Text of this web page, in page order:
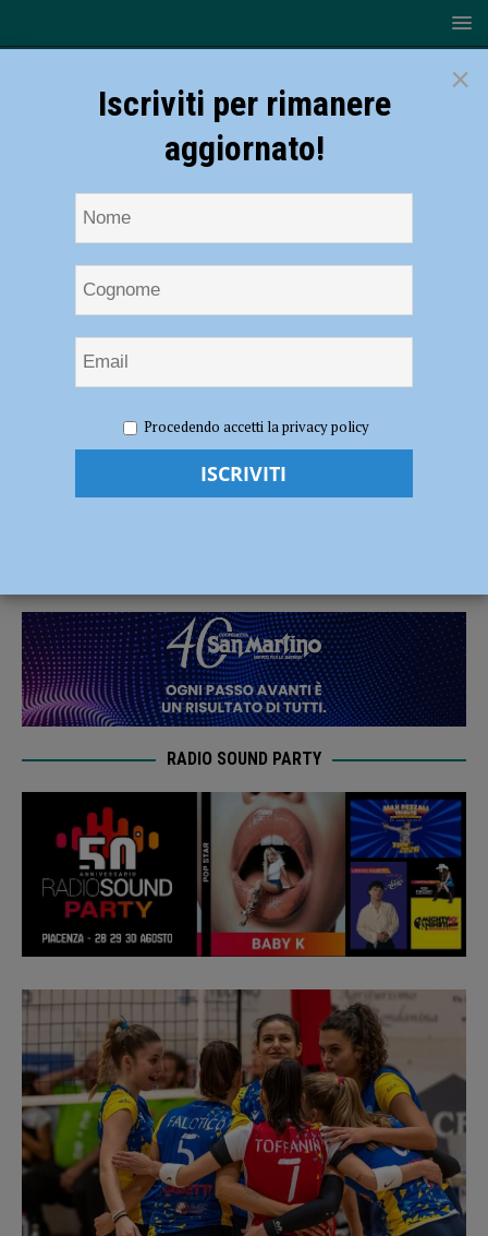
Conad test di alta classifica a Cerea
Volley, Serie B2 – Per la Rossetti Market
RADIO SOUND PARTY
×
Iscriviti per rimanere
aggiornato!
Procedendo accetti la privacy policy